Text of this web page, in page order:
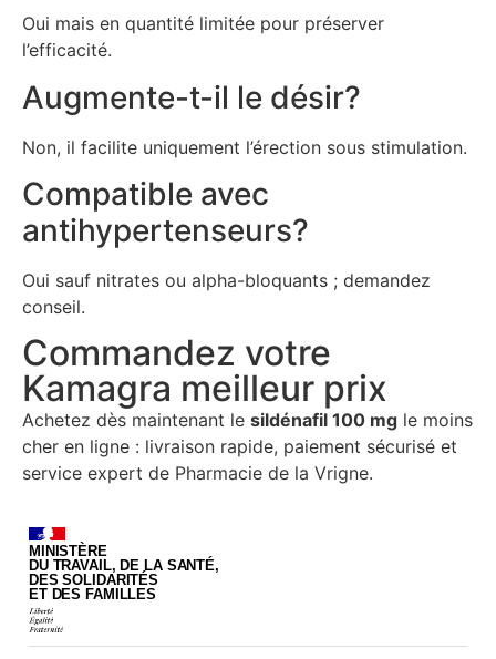
Oui mais en quantité limitée pour préserver
l’efficacité.
Augmente-t-il le désir?
Non, il facilite uniquement l’érection sous stimulation.
Compatible avec
antihypertenseurs?
Oui sauf nitrates ou alpha-bloquants ; demandez
conseil.
Commandez votre
Kamagra meilleur prix
Achetez dès maintenant le sildénafil 100 mg le moins
cher en ligne : livraison rapide, paiement sécurisé et
service expert de Pharmacie de la Vrigne.